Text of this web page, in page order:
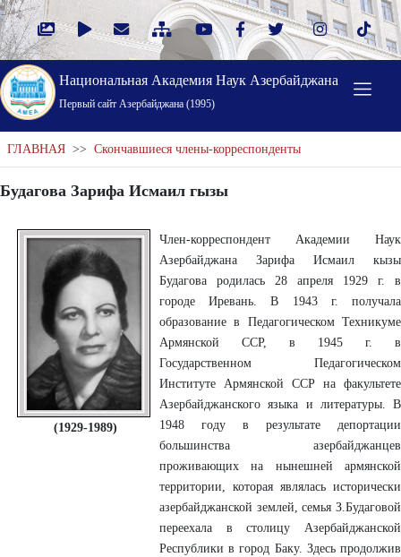
Национальная Академия Наук Азербайджана
Первый cайт Азербайджана (1995)
ГЛАВНАЯ >> Скончавшиеся члены-корреспонденты
Будагова Зарифа Исмаил гызы
Член-корреспондент Академии Наук
Азербайджана Зарифа Исмаил кызы
Будагова родилась 28 апреля 1929 г. в
городе Иревань. В 1943 г. получала
образование в Педагогическом Техникуме
Армянской ССР, в 1945 г. в
Государственном Педагогическом
Институте Армянской ССР на факультете
Азербайджанского языка и литературы. В
1948 году в результате депортации
большинства азербайджанцев
проживающих на нынешней армянской
территории, которая являлась исторически
азербайджанской землей, семья З.Будаговой
переехала в столицу Азербайджанской
Республики в город Баку. Здесь продолжив
(1929-1989)